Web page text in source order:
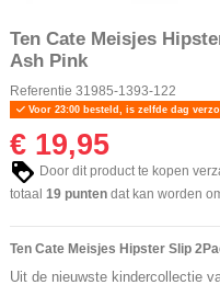
Ten Cate Meisjes
Ash Pink
Referentie 31985-1393-122
Voor 23:00 besteld, is zelfde dag
€ 19,95
Door dit product te kopen
totaal 19 punten dat kan worden
Ten Cate Meisjes Hipster Slip
Uit de nieuwste kindercollectie